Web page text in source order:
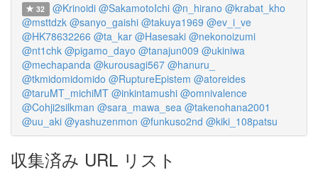
32 @Krinoidi @SakamotoIchi @n_hirano @krabat_kho
@msttdzk @sanyo_gaishi @takuya1969 @ev_i_ve
@HK78632266 @ta_kar @Hasesaki @nekonoizumi
@nt1chk @pigamo_dayo @tanajun009 @ukiniwa
@mechapanda @kurousagi567 @hanuru_
@tkmidomidomido @RuptureEpistem @atoreides
@taruMT_michiMT @inkintamushi @omnivalence
@Cohji2silkman @sara_mawa_sea @takenohana2001
@uu_aki @yashuzenmon @funkuso2nd @kiki_108patsu
収集済み URL リスト